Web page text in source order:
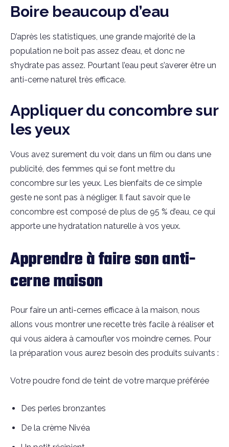
Boire beaucoup d’eau
D’après les statistiques, une grande majorité de la
population ne boit pas assez d’eau, et donc ne
s’hydrate pas assez. Pourtant l’eau peut s’averer être un
anti-cerne naturel très efficace.
Appliquer du concombre sur
les yeux
Vous avez surement du voir, dans un film ou dans une
publicité, des femmes qui se font mettre du
concombre sur les yeux. Les bienfaits de ce simple
geste ne sont pas à négliger. Il faut savoir que le
concombre est composé de plus de 95 % d’eau, ce qui
apporte une hydratation naturelle à vos yeux.
Apprendre à faire son anti-
cerne maison
Pour faire un anti-cernes efficace à la maison, nous
allons vous montrer une recette très facile à réaliser et
qui vous aidera à camoufler vos moindre cernes. Pour
la préparation vous aurez besoin des produits suivants :
Votre poudre fond de teint de votre marque préférée
Des perles bronzantes
De la crème Nivéa